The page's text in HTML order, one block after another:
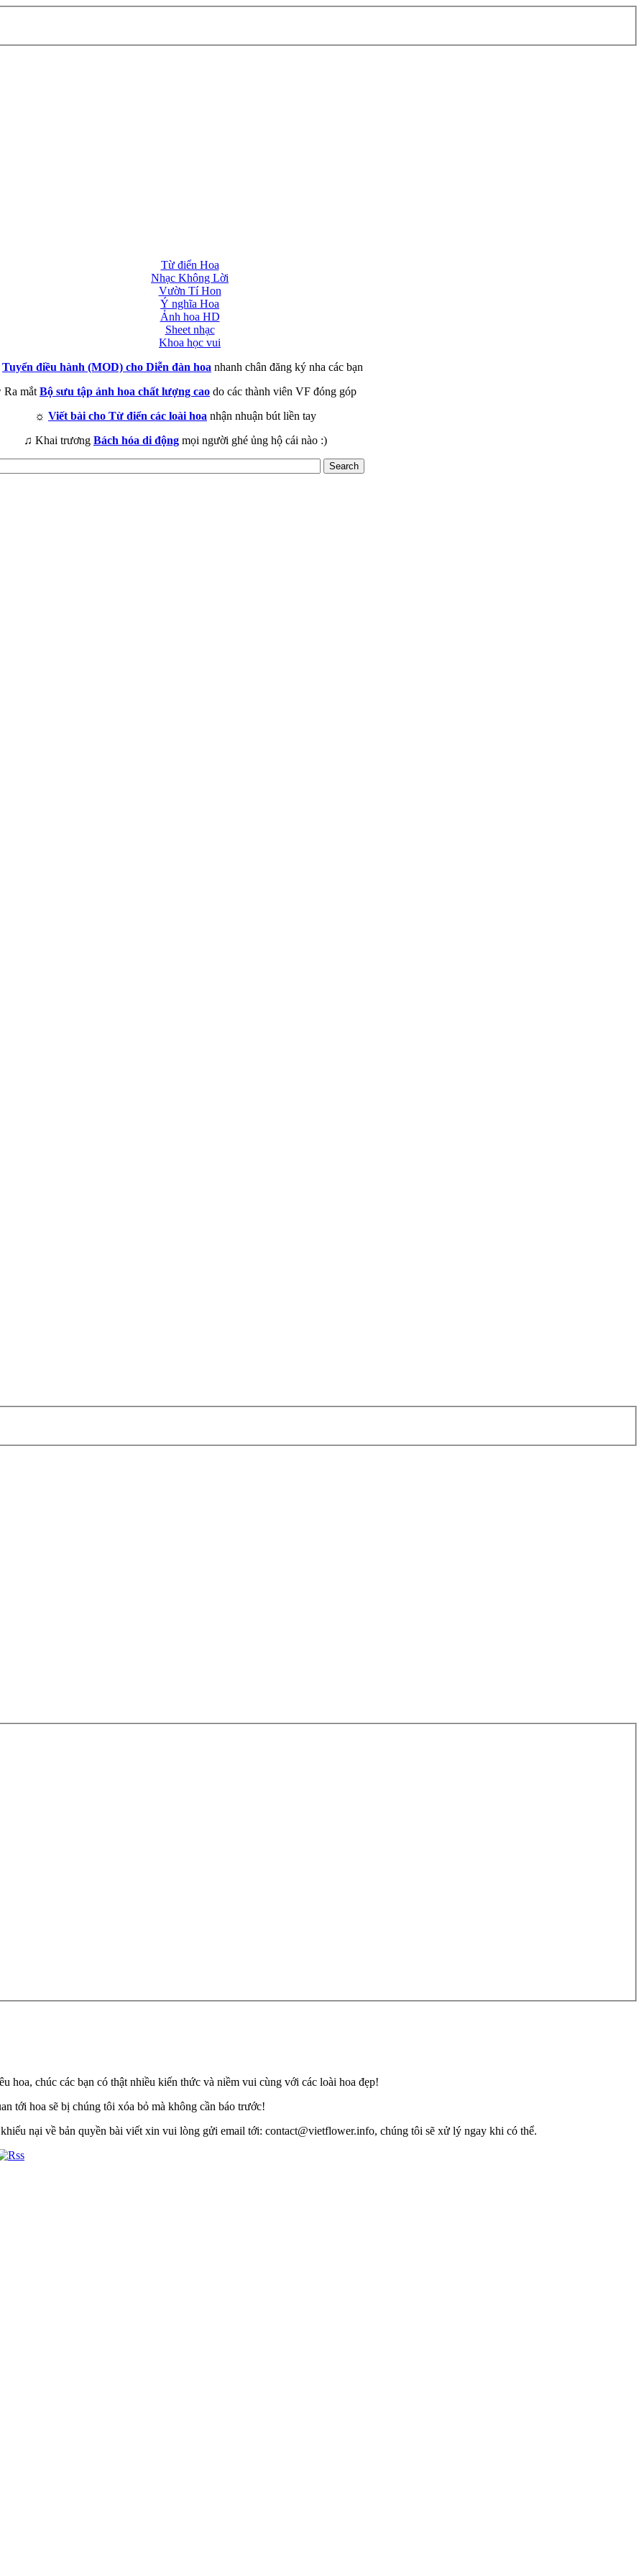
Từ điển Hoa
Nhạc Không Lời
Vườn Tí Hon
Ý nghĩa Hoa
Ảnh hoa HD
Sheet nhạc
Khoa học vui
Tuyển điều hành (MOD) cho Diễn đàn hoa nhanh chân đăng ký nha các bạn
Ra mắt Bộ sưu tập ảnh hoa chất lượng cao do các thành viên VF đóng góp
☼ Viết bài cho Từ điển các loài hoa nhận nhuận bút liền tay
♫ Khai trương Bách hóa di động mọi người ghé ủng hộ cái nào :)
hoa, chúc các bạn có thật nhiều kiến thức và niềm vui cùng với các loài hoa đẹp!
tới hoa sẽ bị chúng tôi xóa bỏ mà không cần báo trước!
nại về bản quyền bài viết xin vui lòng gửi email tới: contact@vietflower.info, chúng tôi sẽ xử lý ngay khi có thể.